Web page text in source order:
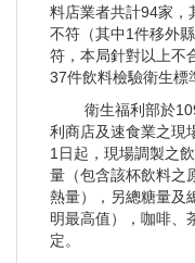
料店業者共計94家，
不符（其中1件移外
符，本局針對以上不
37件飲料檢驗衛生標
衛生福利部於109
利商店及速食業之現
1日起，現場調製之
量（包含該杯飲料之
熱量），另總糖量及
明最高值），咖啡、
定。